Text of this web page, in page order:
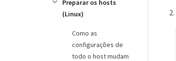
Preparar os hosts
(Linux)
Como as
configurações de
todo o host mudam